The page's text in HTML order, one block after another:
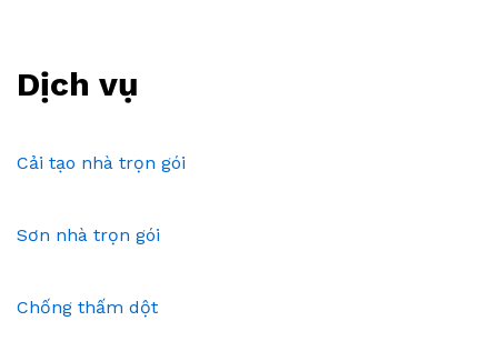
Dịch vụ
Cải tạo nhà trọn gói
Sơn nhà trọn gói
Chống thấm dột